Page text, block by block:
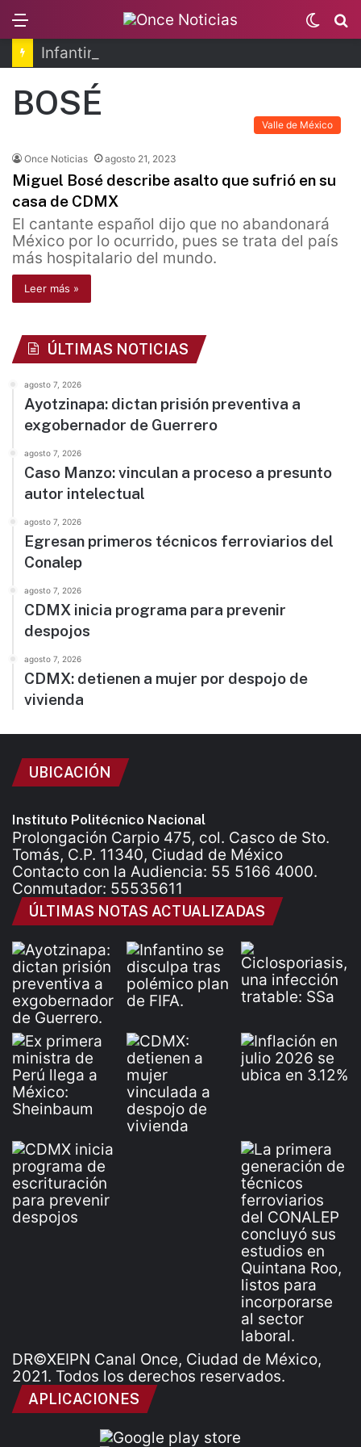
Switch
skin
BOSÉ
Valle de México
Once Noticias agosto 21, 2023
Miguel Bosé describe asalto que sufrió en su
casa de CDMX
El cantante español dijo que no abandonará
México por lo ocurrido, pues se trata del país
más hospitalario del mundo.
Leer más »
ÚLTIMAS NOTICIAS
agosto 7, 2026
Ayotzinapa: dictan prisión preventiva a
exgobernador de Guerrero
agosto 7, 2026
Caso Manzo: vinculan a proceso a presunto
autor intelectual
agosto 7, 2026
Egresan primeros técnicos ferroviarios del
Conalep
agosto 7, 2026
CDMX inicia programa para prevenir
despojos
agosto 7, 2026
CDMX: detienen a mujer por despojo de
vivienda
UBICACIÓN
Instituto Politécnico Nacional
Prolongación Carpio 475, col. Casco de Sto.
Tomás, C.P. 11340, Ciudad de México
Contacto con la Audiencia: 55 5166 4000.
Conmutador: 55535611
ÚLTIMAS NOTAS ACTUALIZADAS
DR©XEIPN Canal Once, Ciudad de México,
2021. Todos los derechos reservados.
APLICACIONES